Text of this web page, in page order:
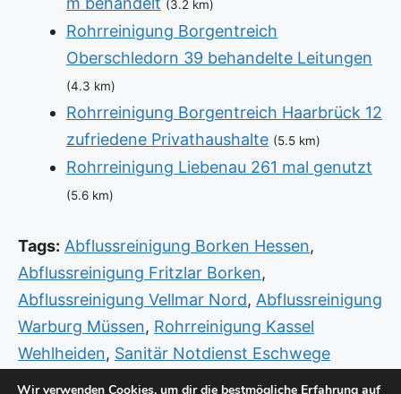
(3.2 km)
Rohrreinigung Borgentreich
Oberschledorn 39 behandelte Leitungen
(4.3 km)
Rohrreinigung Borgentreich Haarbrück 12
zufriedene Privathaushalte (5.5 km)
Rohrreinigung Liebenau 261 mal genutzt
(5.6 km)
Tags: Abflussreinigung Borken Hessen,
Abflussreinigung Fritzlar Borken,
Abflussreinigung Vellmar Nord, Abflussreinigung
Warburg Müssen, Rohrreinigung Kassel
Wehlheiden, Sanitär Notdienst Eschwege
Beverungen , Sanitär Notdienst Fritzlar
Wir verwenden Cookies, um dir die bestmögliche Erfahrung auf